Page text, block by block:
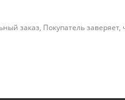
заказ, Покупатель заверяет,